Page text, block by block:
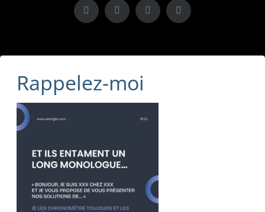
X LinkedInInstagramFacebook
Rappelez-moi